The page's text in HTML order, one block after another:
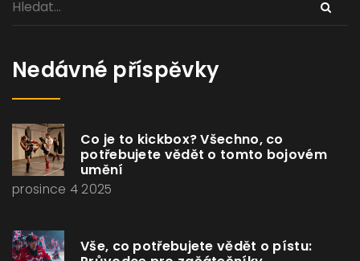
Nedávné příspěvky
Co je to kickbox? Všechno, co
potřebujete vědět o tomto bojovém
umění
prosince 4 2025
Vše, co potřebujete vědět o pístu: